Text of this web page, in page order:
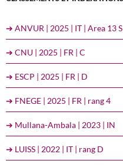
➔ ANVUR | 2025 | IT | Area 13 S
➔ CNU | 2025 | FR | C
➔ ESCP | 2025 | FR | D
➔ FNEGE | 2025 | FR | rang 4
➔ Mullana-Ambala | 2023 | IN
➔ LUISS | 2022 | IT | rang D